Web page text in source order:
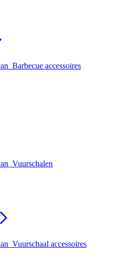
Barbecue accessoires
Vuurschalen
Vuurschaal accessoires